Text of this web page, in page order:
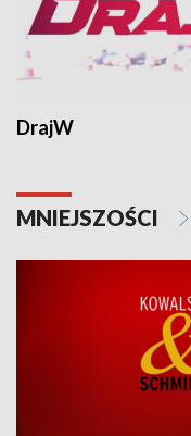
DrajW
MNIEJSZOŚCI